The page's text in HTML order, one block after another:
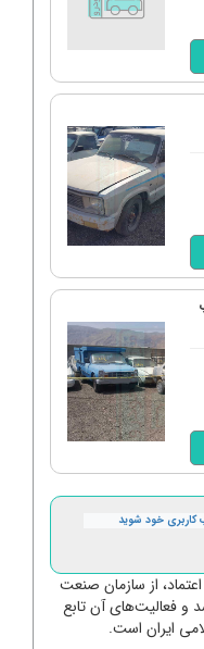
کاربری خود شوید
از سازمان صنعت
و فعالیت‌های آن تابع
ایران است.